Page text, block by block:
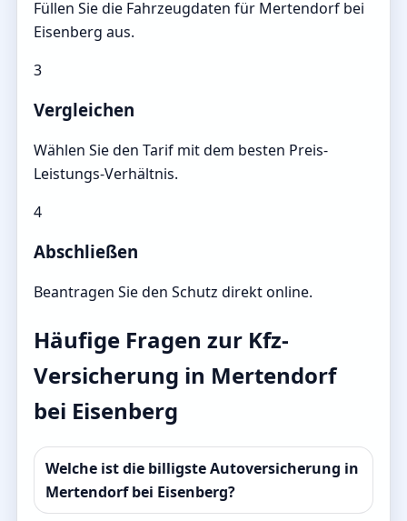
Füllen Sie die Fahrzeugdaten für Mertendorf bei
Eisenberg aus.
3
Vergleichen
Wählen Sie den Tarif mit dem besten Preis-
Leistungs-Verhältnis.
4
Abschließen
Beantragen Sie den Schutz direkt online.
Häufige Fragen zur Kfz-
Versicherung in Mertendorf
bei Eisenberg
Welche ist die billigste Autoversicherung in
Mertendorf bei Eisenberg?